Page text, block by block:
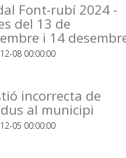
Font-rubí 2024 -
del 13 de
i 14
08 00:00:00
incorrecta de
al municipi
05 00:00:00